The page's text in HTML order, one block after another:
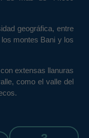
geográfica, entre
montes Bani y los
extensas llanuras
como el valle del